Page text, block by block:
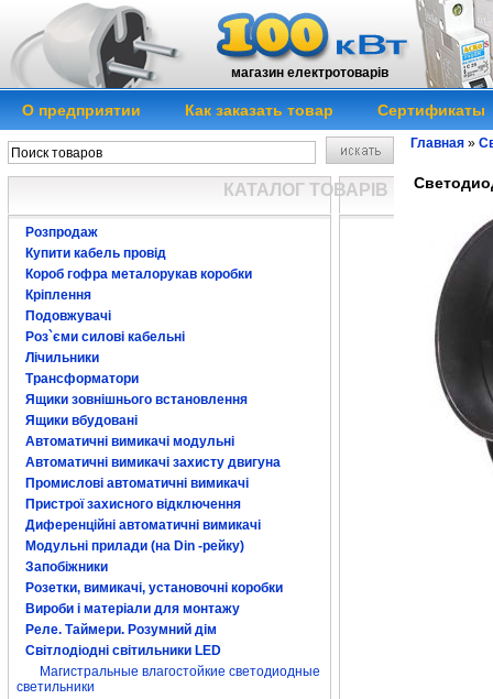
магазин електротоварів
О предприятии Как заказать товар Сертификаты
КАТАЛОГ ТОВАРІВ
Розпродаж
Купити кабель провід
Короб гофра металорукав коробки
Кріплення
Подовжувачі
Роз`єми силові кабельні
Лічильники
Трансформатори
Ящики зовнішнього встановлення
Ящики вбудовані
Автоматичні вимикачі модульні
Автоматичні вимикачі захисту двигуна
Промислові автоматичні вимикачі
Пристрої захисного відключення
Диференційні автоматичні вимикачі
Модульні прилади (на Din -рейку)
Запобіжники
Розетки, вимикачі, установочні коробки
Вироби і матеріали для монтажу
Реле. Таймери. Розумний дім
Світлодіодні світильники LED
Магистральные влагостойкие светодиодные
светильники
Главная »